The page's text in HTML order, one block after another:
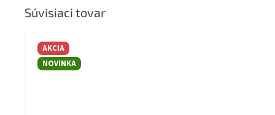
Súvisiaci tovar
AKCIA
NOVINKA